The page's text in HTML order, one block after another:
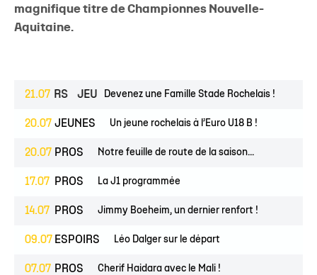
magnifique titre de Championnes Nouvelle-
Aquitaine.
21.07
ESPOIRS JEUNESDevenez une Famille Stade Rochelais !
20.07 JEUNES Un jeune rochelais à l’Euro U18 B !
20.07 PROS Notre feuille de route de la saison...
17.07 PROS La J1 programmée
14.07 PROS Jimmy Boeheim, un dernier renfort !
09.07 ESPOIRS Léo Dalger sur le départ
07.07 PROS Cherif Haidara avec le Mali !